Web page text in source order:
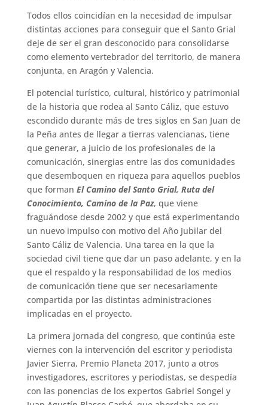
Todos ellos coincidían en la necesidad de impulsar
distintas acciones para conseguir que el Santo Grial
deje de ser el gran desconocido para consolidarse
como elemento vertebrador del territorio, de manera
conjunta, en Aragón y Valencia.
El potencial turístico, cultural, histórico y patrimonial
de la historia que rodea al Santo Cáliz, que estuvo
escondido durante más de tres siglos en San Juan de
la Peña antes de llegar a tierras valencianas, tiene
que generar, a juicio de los profesionales de la
comunicación, sinergias entre las dos comunidades
que desemboquen en riqueza para aquellos pueblos
que forman El Camino del Santo Grial, Ruta del
Conocimiento, Camino de la Paz, que viene
fraguándose desde 2002 y que está experimentando
un nuevo impulso con motivo del Año Jubilar del
Santo Cáliz de Valencia. Una tarea en la que la
sociedad civil tiene que dar un paso adelante, y en la
que el respaldo y la responsabilidad de los medios
de comunicación tiene que ser necesariamente
compartida por las distintas administraciones
implicadas en el proyecto.
La primera jornada del congreso, que continúa este
viernes con la intervención del escritor y periodista
Javier Sierra, Premio Planeta 2017, junto a otros
investigadores, escritores y periodistas, se despedía
con las ponencias de los expertos Gabriel Songel y